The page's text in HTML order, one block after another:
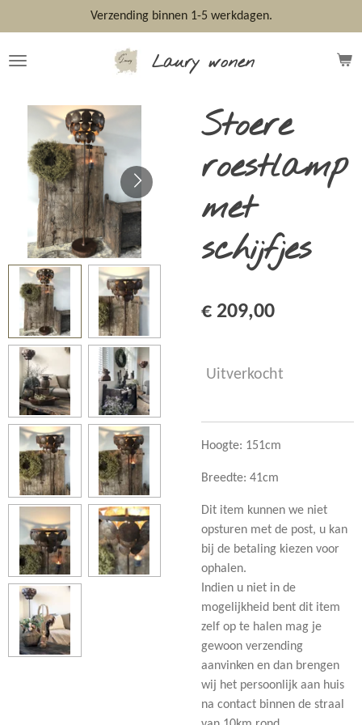
direct
naar
Laury wonen
Verzending binnen 1-5 werkdagen.
Stoere
roestlamp
met
schijfjes
€ 209,00
Uitverkocht
Hoogte: 151cm
Breedte: 41cm
Dit item kunnen we niet
opsturen met de post, u kan
bij de betaling kiezen voor
ophalen.
Indien u niet in de
mogelijkheid bent dit item
zelf op te halen mag je
gewoon verzending
aanvinken en dan brengen
wij het persoonlijk aan huis
na contact binnen de straal